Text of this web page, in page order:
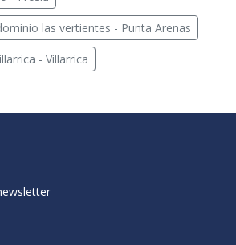
las vertientes - Punta Arenas
- Villarrica